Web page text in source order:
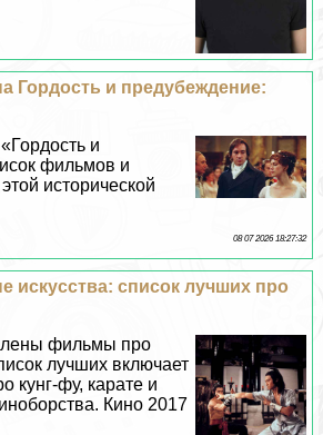
Гордость и предубеждение:
и
фильмов и
исторической
08 07 2026 18:27:32
список лучших про
фильмы про
лучших включает
кунг-фу, карате и
Кино 2017